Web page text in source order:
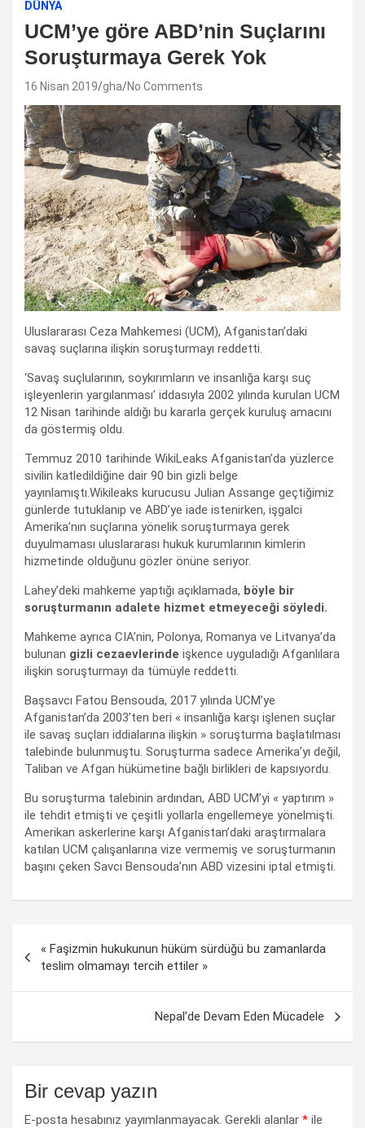
DÜNYA
UCM’ye göre ABD’nin Suçlarını
Soruşturmaya Gerek Yok
16 Nisan 2019 gha No Comments
Uluslararası Ceza Mahkemesi (UCM), Afganistan’daki
savaş suçlarına ilişkin soruşturmayı reddetti.
‘Savaş suçlularının, soykırımların ve insanlığa karşı suç
işleyenlerin yargılanması’ iddasıyla 2002 yılında kurulan UCM
12 Nisan tarihinde aldığı bu kararla gerçek kuruluş amacını
da göstermiş oldu.
Temmuz 2010 tarihinde WikiLeaks Afganistan’da yüzlerce
sivilin katledildiğine dair 90 bin gizli belge
yayınlamıştı.Wikileaks kurucusu Julian Assange geçtiğimiz
günlerde tutuklanıp ve ABD’ye iade istenirken, işgalci
Amerika’nın suçlarına yönelik soruşturmaya gerek
duyulmaması uluslararası hukuk kurumlarının kimlerin
hizmetinde olduğunu gözler önüne seriyor.
Lahey’deki mahkeme yaptığı açıklamada, böyle bir
soruşturmanın adalete hizmet etmeyeceği söyledi.
Mahkeme ayrıca CIA’nin, Polonya, Romanya ve Litvanya’da
bulunan gizli cezaevlerinde işkence uyguladığı Afganlılara
ilişkin soruşturmayı da tümüyle reddetti.
Başsavcı Fatou Bensouda, 2017 yılında UCM’ye
Afganistan’da 2003’ten beri « insanlığa karşı işlenen suçlar
ile savaş suçları iddialarına ilişkin » soruşturma başlatılması
talebinde bulunmuştu. Soruşturma sadece Amerika’yı değil,
Taliban ve Afgan hükümetine bağlı birlikleri de kapsıyordu.
Bu soruşturma talebinin ardından, ABD UCM’yi « yaptırım »
ile tehdit etmişti ve çeşitli yollarla engellemeye yönelmişti.
Amerikan askerlerine karşı Afganistan’daki araştırmalara
katılan UCM çalışanlarına vize vermemiş ve soruşturmanın
başını çeken Savcı Bensouda’nın ABD vizesini iptal etmişti.
dolaşımı
« Faşizmin hukukunun hüküm sürdüğü bu zamanlarda
teslim olmamayı tercih ettiler »
Nepal’de Devam Eden Mücadele
Bir cevap yazın
E-posta hesabınız yayımlanmayacak. Gerekli alanlar * ile